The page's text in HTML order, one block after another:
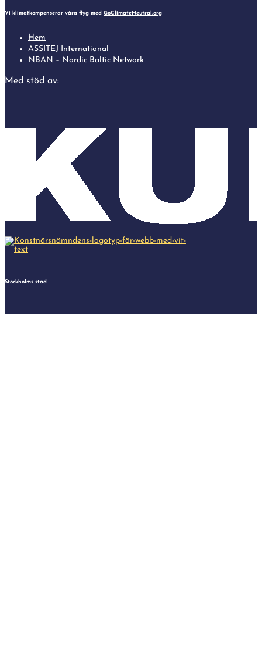
Vi klimatkompenserar våra flyg med GoClimateNeutral.org
Hem
ASSITEJ International
NBAN – Nordic Baltic Network
Med stöd av:
Stockholms stad